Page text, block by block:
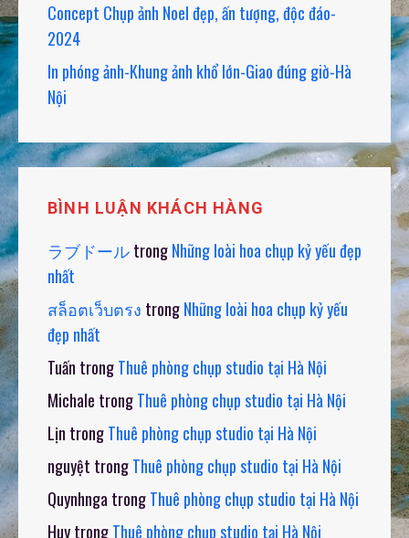
Concept Chụp ảnh Noel đẹp, ấn tượng, độc đáo-
2024
In phóng ảnh-Khung ảnh khổ lớn-Giao đúng giờ-Hà
Nội
BÌNH LUẬN KHÁCH HÀNG
ラブドールtrongNhững loài hoa chụp kỷ yếu đẹp
nhất
สล็อตเว็บตรง trongNhững loài hoa chụp kỷ yếu
đẹp nhất
Tuấn trongThuê phòng chụp studio tại Hà Nội
Michale trongThuê phòng chụp studio tại Hà Nội
Lịn trongThuê phòng chụp studio tại Hà Nội
nguyệt trongThuê phòng chụp studio tại Hà Nội
Quynhnga trongThuê phòng chụp studio tại Hà Nội
HuytrongThuê phòng chụp studio tại Hà Nội